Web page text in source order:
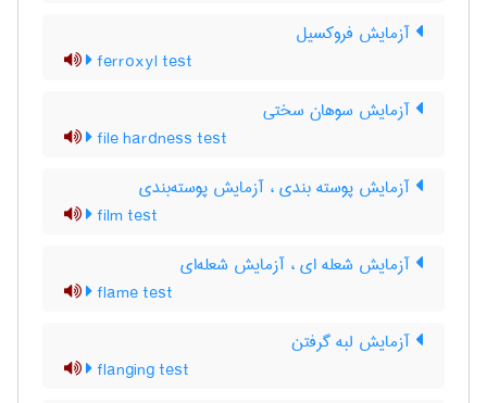
آزمایش فروکسیل
ferroxyl test
آزمایش سوهان سختی
file hardness test
آزمایش پوسته بندی ، آزمایش پوسته‌بندی
film test
آزمایش شعله ای ، آزمایش شعله‌ای
flame test
آزمایش لبه گرفتن
flanging test